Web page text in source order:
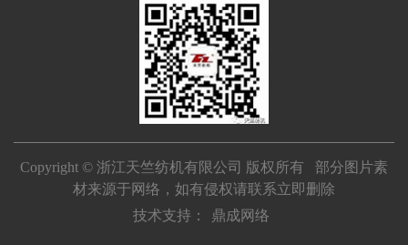
Copyright © 浙江天竺纺机有限公司 版权所有 部分图片素
材来源于网络，如有侵权请联系立即删除
技术支持：
鼎成网络